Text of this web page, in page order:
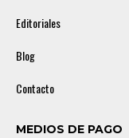
Editoriales
Blog
Contacto
MEDIOS DE PAGO